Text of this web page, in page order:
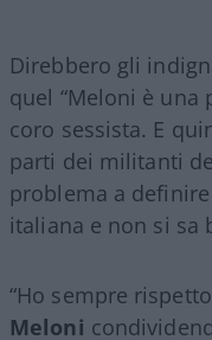
Direbbero gli
quel “Meloni è
coro sessista. E
parti dei militanti
problema a
italiana e non si sa
“Ho sempre
Meloni